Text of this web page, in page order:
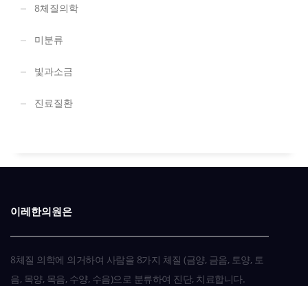
8체질의학
미분류
빛과소금
진료질환
이레한의원은
8체질 의학에 의거하여 사람을 8가지 체질 (금양, 금음, 토양, 토
음, 목양, 목음, 수양, 수음)으로 분류하여 진단, 치료합니다.